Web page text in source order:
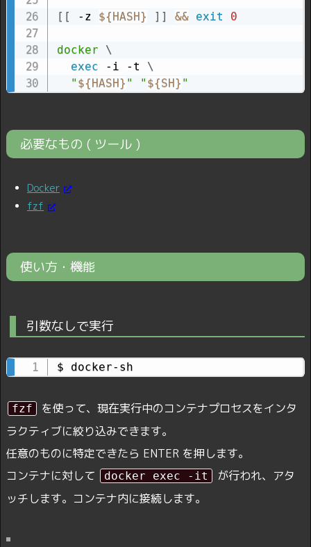
[ [ -z ${HASH} ] ] && exit 0
docker
\
exec -i -t \
" ${HASH} " " ${SH} "
必要なもの ( ツール )
Docker
fzf
使い方・機能
引数なしで実行
$ docker-sh
fzf
を使って、現在実行中のコンテナプロセスをインタ
ラクティブに絞り込みできます。
任意のものに特定できたら ENTER を押します。
コンテナに対して
docker exec -it
が行われ、アタ
ッチします。コンテナ内に接続します。